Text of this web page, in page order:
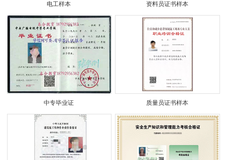
电工样本 资料员证书样本
中专毕业证 质量员证书样本